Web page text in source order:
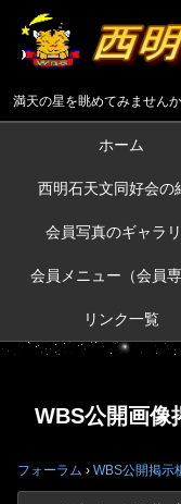
満天の星を眺めてみませんか
ホーム
西明石天文同好会の
会員写真のギャラ
会員メニュー（会員専
リンク一覧
WBS公開画像
フォーラム › WBS公開掲示